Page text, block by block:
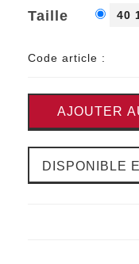
Taille 40
Code article :
AJOUTER
DISPONIBLE